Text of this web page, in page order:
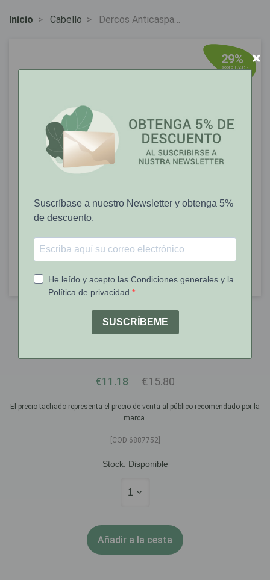
Inicio Cabello
29%
sobre P.V.P.R
Dercos
Dercos Anticaspa Champú Caspa
Sensible 200ml
€11.18 €15.80
El precio tachado representa el precio de venta al público recomendado por la
marca.
[COD 6887752]
Stock: Disponible
1
Añadir a la cesta
×